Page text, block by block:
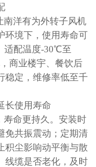
洋有为外转子风机
环境下，使用寿命可
适配温度-30℃至
商业楼宇、餐饮后
稳定，维修率低至千
长使用寿命
命更持久。安装时
免共振震动；定期清
积尘影响动平衡与散
线缆是否老化，及时